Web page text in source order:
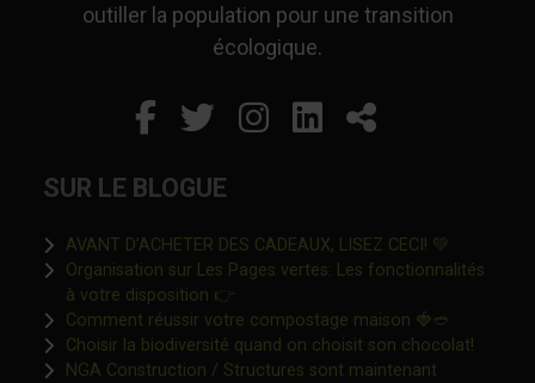
outiller la population pour une transition
écologique.
Facebook
Ce lien s'ouvrira dans
Twitter
Ce lien s'ouvrira
Instagram
Ce lien s'ouvrira
LinkedIn
Ce lienPartager
SUR LE BLOGUE
AVANT D’ACHETER DES CADEAUX, LISEZ CECI! 💚
Organisation sur Les Pages vertes: Les fonctionnalités
à votre disposition 👉Ce lien s'ouvrira dans une nouvelle
Comment réussir votre compostage maison 🍓🥙
Choisir la biodiversité quand on choisit son chocolat!Ce lien
NGA Construction / Structures sont maintenant